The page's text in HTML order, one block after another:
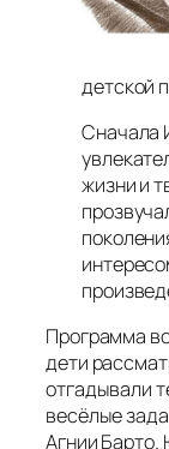
детской
Сначала
жизни и
Программа
дети
отгадывали
весёлые
Агнии